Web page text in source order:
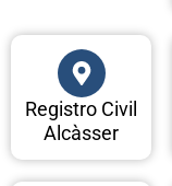
Registro Civil
Alcàsser